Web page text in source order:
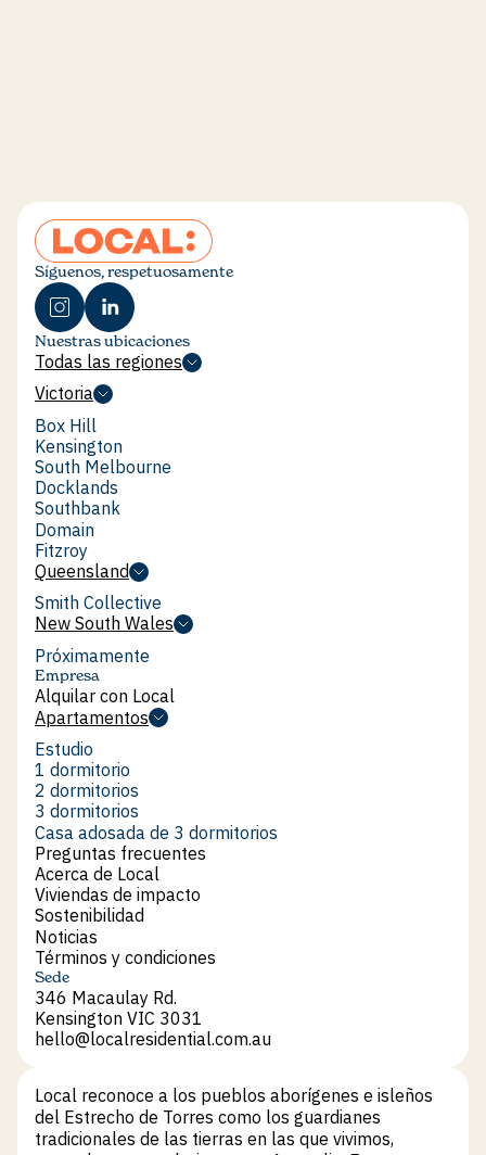
Síguenos, respetuosamente
Nuestras ubicaciones
Todas las regiones
Todas las regiones
Victoria
Victoria
Box Hill
Box Hill
Kensington
Kensington
South Melbourne
South Melbourne
Docklands
Docklands
Southbank
Southbank
Domain
Domain
Fitzroy
Fitzroy
Queensland
Queensland
Smith Collective
Smith Collective
New South Wales
New South Wales
Próximamente
Empresa
Alquilar con Local
Alquilar con Local
Apartamentos
Apartamentos
Estudio
Estudio
1 dormitorio
1 dormitorio
2 dormitorios
2 dormitorios
3 dormitorios
3 dormitorios
Casa adosada de 3 dormitorios
Casa adosada de 3 dormitorios
Preguntas frecuentes
Preguntas frecuentes
Acerca de Local
Acerca de Local
Viviendas de impacto
Viviendas de impacto
Sostenibilidad
Sostenibilidad
Noticias
Noticias
Términos y condiciones
Términos y condiciones
Sede
346 Macaulay Rd.
Kensington VIC 3031
hello@localresidential.com.au
Local reconoce a los pueblos aborígenes e isleños
del Estrecho de Torres como los guardianes
tradicionales de las tierras en las que vivimos,